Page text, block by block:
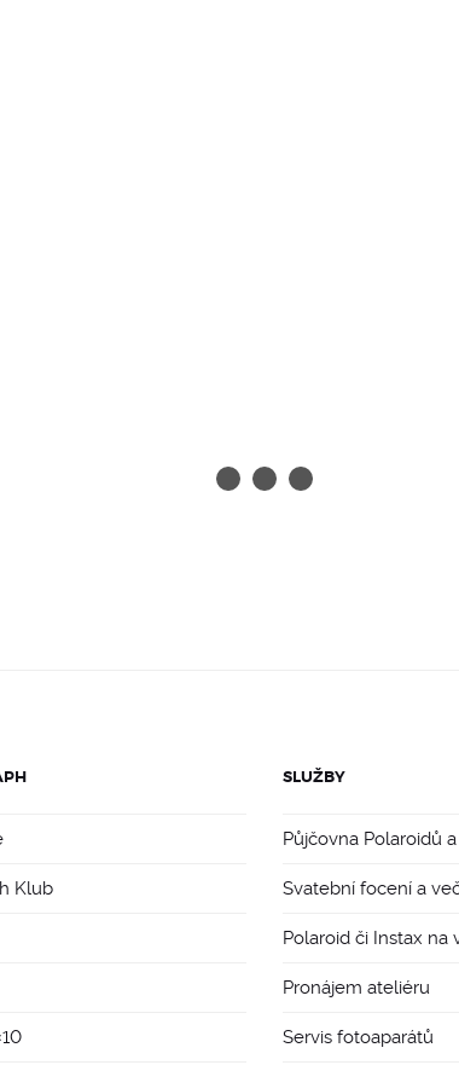
Klub
SLUŽBY
Půjčovna Polaroidů
Svatební focení a
Polaroid či Instax na
Pronájem ateliéru
Servis fotoaparátů